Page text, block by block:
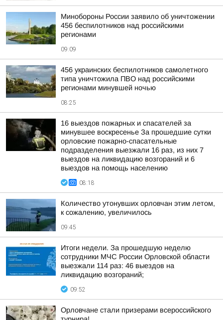
Минобороны России заявило об уничтожении
456 беспилотников над российскими
регионами
09:09
456 украинских беспилотников самолетного
типа уничтожила ПВО над российскими
регионами минувшей ночью
08:25
16 выездов пожарных и спасателей за
минувшее воскресенье За прошедшие сутки
орловские пожарно-спасательные
подразделения выезжали 16 раз, из них 7
выездов на ликвидацию возгораний и 6
выездов на помощь населению
08:18
Количество утонувших орловчан этим летом,
к сожалению, увеличилось
09:45
Итоги недели. За прошедшую неделю
сотрудники МЧС России Орловской области
выезжали 114 раз: 46 выездов на
ликвидацию возгораний;
09:52
Орловчане стали призерами всероссийского